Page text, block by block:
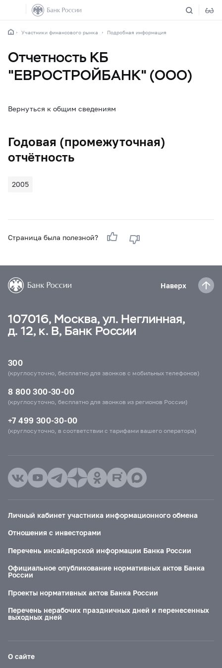
Участники финансового рынка Подробная информация
Отчетность КБ
"ЕВРОСТРОЙБАНК" (ООО)
Вернуться к общим сведениям
Годовая (промежуточная)
отчётность
2005
Страница была полезной?
Наверх
107016, Москва, ул. Неглинная,
д. 12, к. В, Банк России
300
(круглосуточно, бесплатно для звонков с мобильных телефонов)
8 800 300-30-00
(круглосуточно, бесплатно для звонков из регионов России)
+7 499 300-30-00
(круглосуточно, в соответствии с тарифами вашего оператора)
Личный кабинет участника информационного обмена
Отношения с инвесторами
Перечень инсайдерской информации Банка России
Официальное опубликование нормативных актов Банка
России
Проекты нормативных актов Банка России
Перечень нерабочих праздничных дней и перенесенных
выходных дней
О сайте